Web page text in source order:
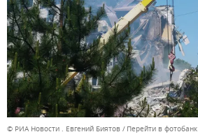
© РИА Новости . Евгений Биятов Перейти в фотобанк